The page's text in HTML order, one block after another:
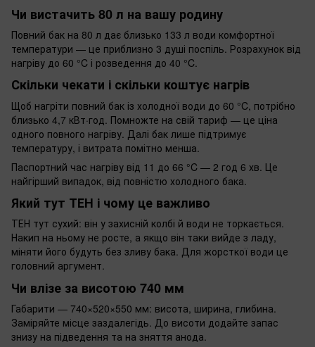
Чи вистачить 80 л на вашу родину
Повний бак на 80 л дає близько 133 л води комфортної
температури — це приблизно 3 душі поспіль. Розрахунок від
нагріву до 60 °C і розведення до 40 °C.
Скільки чекати і скільки коштує нагрів
Щоб нагріти повний бак із холодної води до 60 °C, потрібно
близько 4,7 кВт·год. Помножте на свій тариф — це ціна
одного повного нагріву. Далі бак лише підтримує
температуру, і витрата помітно менша.
Паспортний час нагріву від 11 до 66 °C — 2 год 6 хв. Це
найгірший випадок, від повністю холодного бака.
Який тут ТЕН і чому це важливо
ТЕН тут сухий: він у захисній колбі й води не торкається.
Накип на ньому не росте, а якщо він таки вийде з ладу,
міняти його будуть без зливу бака. Для жорсткої води це
головний аргумент.
Чи влізе за висотою 740 мм
Габарити — 740×520×550 мм: висота, ширина, глибина.
Заміряйте місце заздалегідь. До висоти додайте запас
знизу на підведення та на зняття анода.